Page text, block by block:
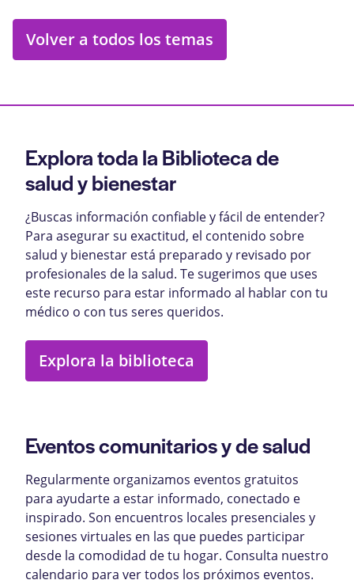
Volver a todos los temas
Explora toda la Biblioteca de
salud y bienestar
¿Buscas información confiable y fácil de entender?
Para asegurar su exactitud, el contenido sobre
salud y bienestar está preparado y revisado por
profesionales de la salud. Te sugerimos que uses
este recurso para estar informado al hablar con tu
médico o con tus seres queridos.
Explora la biblioteca
Eventos comunitarios y de salud
Regularmente organizamos eventos gratuitos
para ayudarte a estar informado, conectado e
inspirado. Son encuentros locales presenciales y
sesiones virtuales en las que puedes participar
desde la comodidad de tu hogar. Consulta nuestro
calendario para ver todos los próximos eventos.